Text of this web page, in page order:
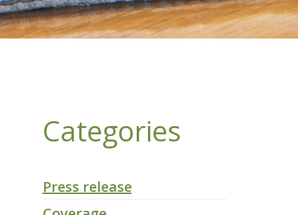
Categories
Press release